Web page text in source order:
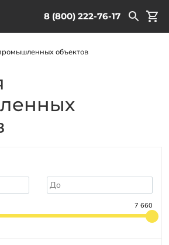
8 (800) 222-76-17
объектов
7 660